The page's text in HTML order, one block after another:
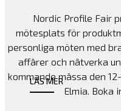
Nordic Profile Fair
mötesplats för
personliga möten med
affärer och nätverka
kommande mässa den
Elmia. Boka
LÄS MER